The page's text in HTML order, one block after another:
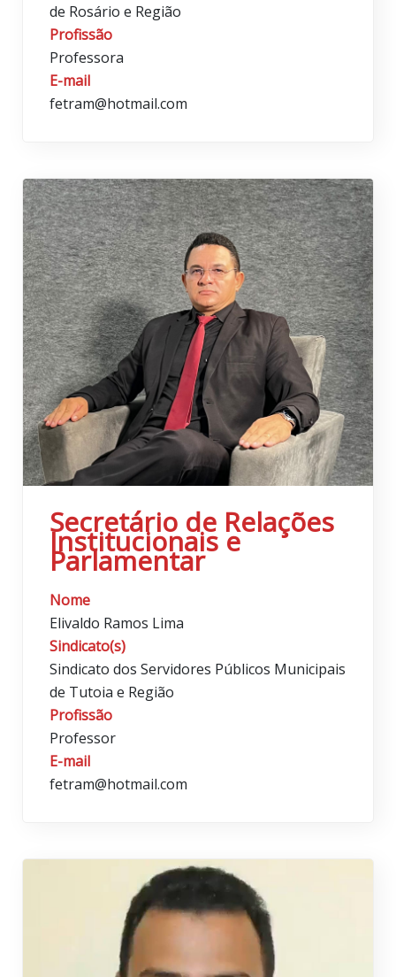
de Rosário e Região
Profissão
Professora
E-mail
fetram@hotmail.com
Secretário de Relações
Institucionais e
Parlamentar
Nome
Elivaldo Ramos Lima
Sindicato(s)
Sindicato dos Servidores Públicos Municipais
de Tutoia e Região
Profissão
Professor
E-mail
fetram@hotmail.com